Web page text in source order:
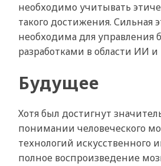
необходимо учитывать
такого достижения. Сильная
необходима для
разработками в области ИИ
Будущее
Хотя был достигнут
понимании человеческого
технологий искусственного
полное воспроизведение